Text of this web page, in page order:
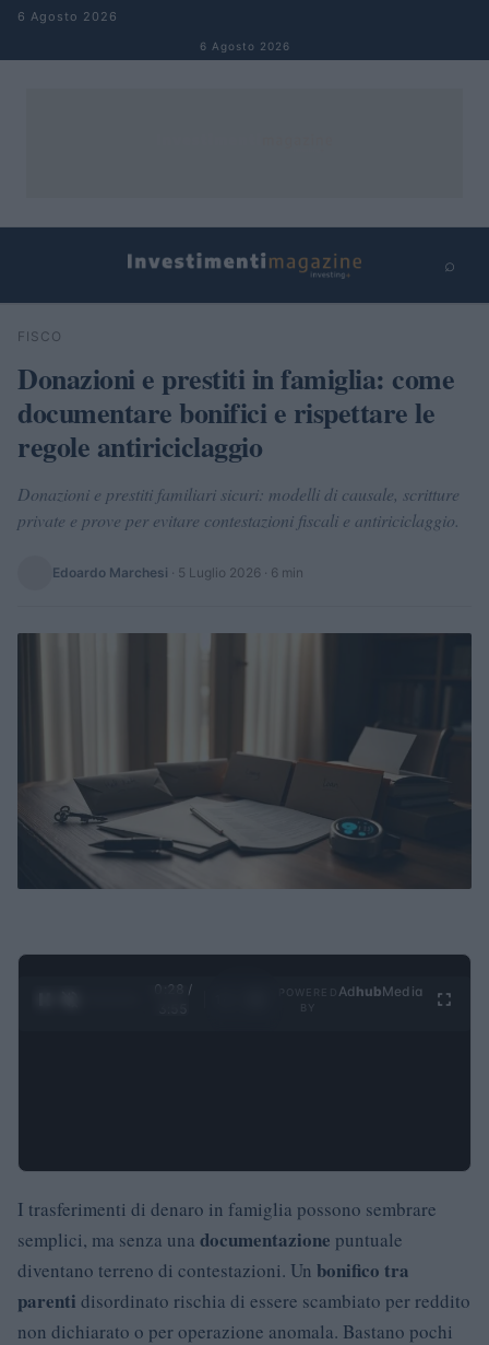
Salta al contenuto
6 Agosto 2026
6 Agosto 2026
⌕
Cerca
FISCO
Donazioni e prestiti in famiglia: come
documentare bonifici e rispettare le
regole antiriciclaggio
Donazioni e prestiti familiari sicuri: modelli di causale, scritture
private e prove per evitare contestazioni fiscali e antiriciclaggio.
Edoardo Marchesi · 5 Luglio 2026 · 6 min
0:29 /
Ad hubMedia
I trasferimenti di denaro in famiglia possono sembrare
semplici, ma senza una documentazione puntuale
diventano terreno di contestazioni. Un bonifico tra
parenti disordinato rischia di essere scambiato per reddito
non dichiarato o per operazione anomala. Bastano pochi